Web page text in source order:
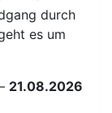
durch
es um
21.08.2026